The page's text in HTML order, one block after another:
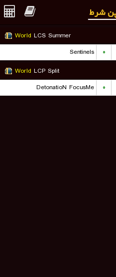
World LCS Summer
Sentinels
۰
World LCP Split
DetonatioN FocusMe
۰